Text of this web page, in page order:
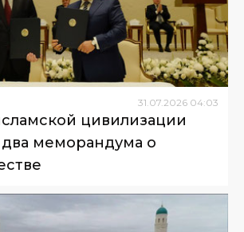
31.07.2026 04:03
цивилизации
меморандума о